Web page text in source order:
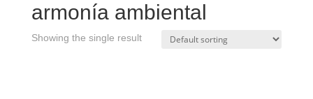
armonía ambiental
Showing the single result